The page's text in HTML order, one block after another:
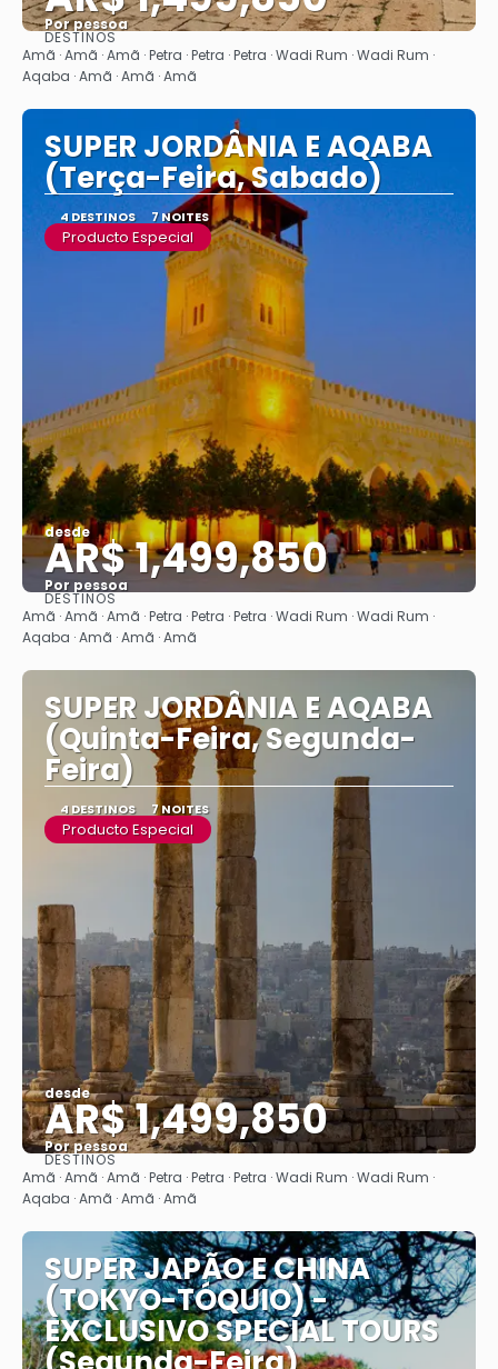
Por pessoa
Vejo
DESTINOS
Amã · Amã · Amã · Petra · Petra · Petra · Wadi Rum · Wadi Rum ·
Aqaba · Amã · Amã · Amã
SUPER JORDÂNIA E AQABA
(Terça-Feira, Sabado)
4 DESTINOS 7 NOITES
Producto Especial
desde
AR$ 1,499,850
Por pessoa
Vejo
DESTINOS
Amã · Amã · Amã · Petra · Petra · Petra · Wadi Rum · Wadi Rum ·
Aqaba · Amã · Amã · Amã
SUPER JORDÂNIA E AQABA
(Quinta-Feira, Segunda-
Feira)
4 DESTINOS 7 NOITES
Producto Especial
desde
AR$ 1,499,850
Por pessoa
Vejo
DESTINOS
Amã · Amã · Amã · Petra · Petra · Petra · Wadi Rum · Wadi Rum ·
Aqaba · Amã · Amã · Amã
SUPER JAPÃO E CHINA
(TOKYO-TÓQUIO) -
EXCLUSIVO SPECIAL TOURS